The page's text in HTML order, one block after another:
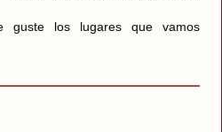
guste los lugares que vamos